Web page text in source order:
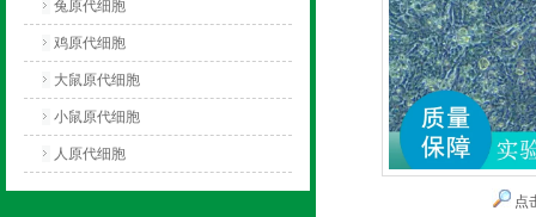
兔原代细胞
鸡原代细胞
大鼠原代细胞
小鼠原代细胞
人原代细胞
点